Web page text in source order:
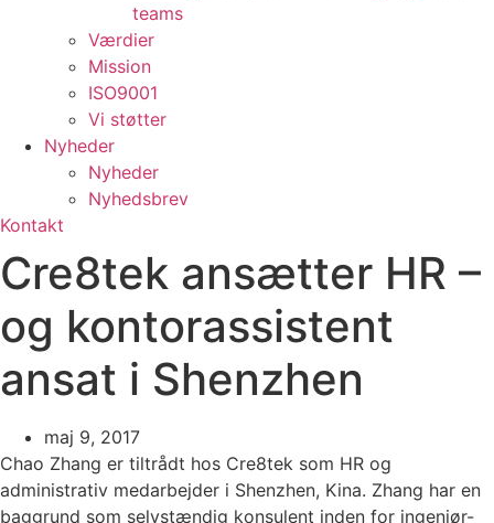
teams
Værdier
Mission
ISO9001
Vi støtter
Nyheder
Nyheder
Nyhedsbrev
Kontakt
Cre8tek ansætter HR –
og kontorassistent
ansat i Shenzhen
maj 9, 2017
Chao Zhang er tiltrådt hos Cre8tek som HR og
administrativ medarbejder i Shenzhen, Kina. Zhang har en
baggrund som selvstændig konsulent inden for ingeniør-